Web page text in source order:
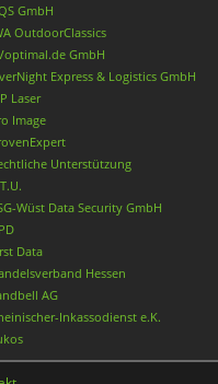
GmbH
OutdoorClassics
GmbH
Express & Logistics GmbH
Laser
Image
Unterstützung
Wüst Data Security GmbH
Data
Hessen
AG
Inkassodienst e.K.